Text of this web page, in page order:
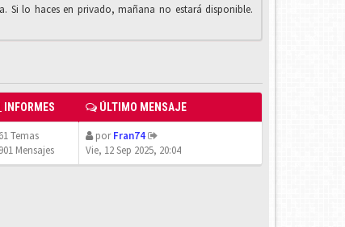
Si lo haces en privado, mañana no estará disponible.
INFORMES ÚLTIMO MENSAJE
Temas
Mensajes
porFran74
Vie, 12 Sep 2025, 20:04